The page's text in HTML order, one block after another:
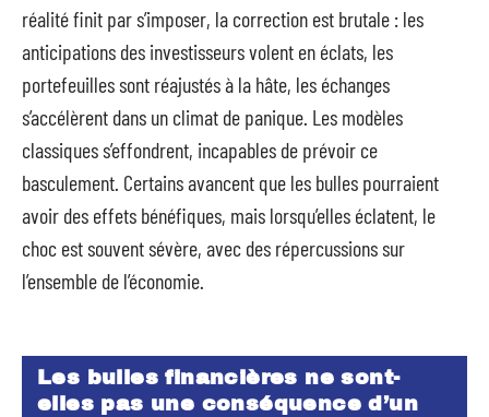
réalité finit par s’imposer, la correction est brutale : les
anticipations des investisseurs volent en éclats, les
portefeuilles sont réajustés à la hâte, les échanges
s’accélèrent dans un climat de panique. Les modèles
classiques s’effondrent, incapables de prévoir ce
basculement. Certains avancent que les bulles pourraient
avoir des effets bénéfiques, mais lorsqu’elles éclatent, le
choc est souvent sévère, avec des répercussions sur
l’ensemble de l’économie.
Les bulles financières ne sont-
elles pas une conséquence d’un